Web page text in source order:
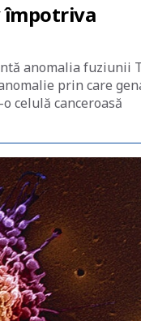
împotriva
anomalia fuziunii
prin care
celulă canceroasă